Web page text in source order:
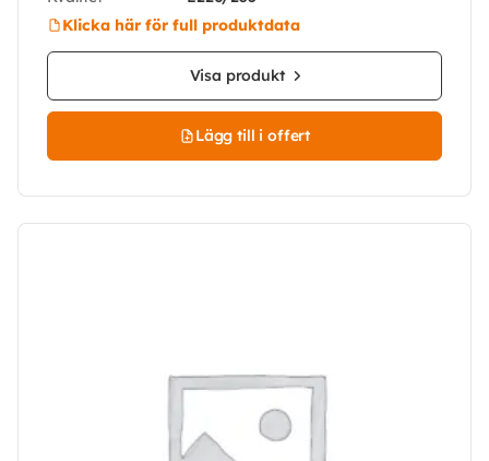
Klicka här för full produktdata
Visa produkt
Lägg till i offert